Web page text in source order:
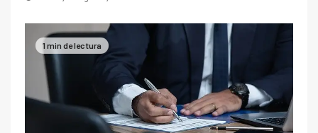
1 min de lectura